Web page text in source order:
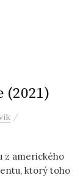
(2021)
/
z amerického
ktorý toho